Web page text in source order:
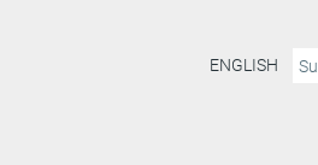
ENGLISH